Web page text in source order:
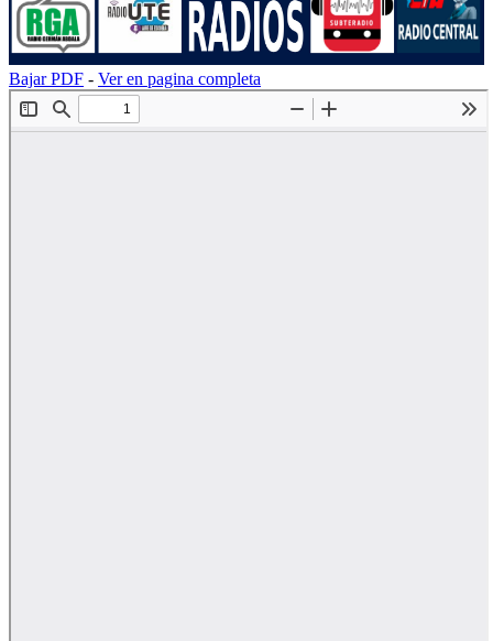
Bajar PDF - Ver en pagina completa